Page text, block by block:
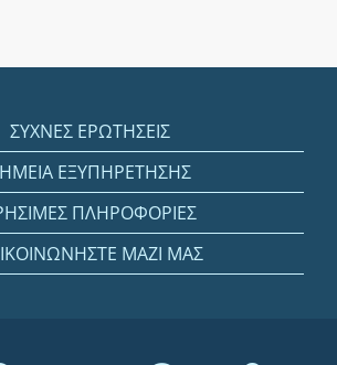
ΣΥΧΝΕΣ ΕΡΩΤΗΣΕΙΣ
ΕΞΥΠΗΡΕΤΗΣΗΣ
ΠΛΗΡΟΦΟΡΙΕΣ
ΜΑΖΙ ΜΑΣ